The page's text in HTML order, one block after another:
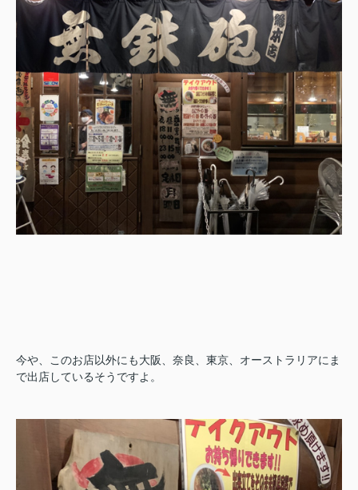
今や、このお店以外にも大阪、奈良、東京、オーストラリアにま
で出店しているそうですよ。